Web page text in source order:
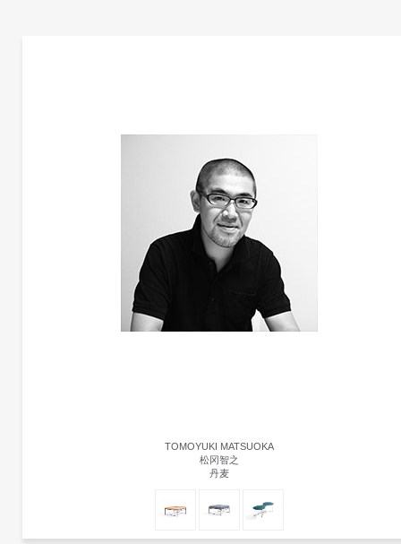
TOMOYUKI MATSUOKA
松冈智之
丹麦